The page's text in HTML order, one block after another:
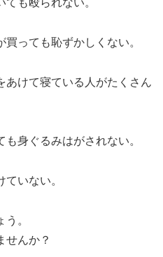
も殴られない。
買っても恥ずかしくない。
あけて寝ている人がたくさん
も身ぐるみはがされない。
ていない。
う。
せんか？